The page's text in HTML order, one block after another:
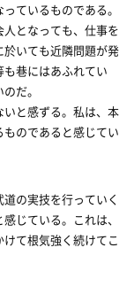
ているものである。
となっても、仕事を
いても近隣問題が発
巷にはあふれてい
だ。
と感ずる。私は、本
のであると感じてい
の実技を行っていく
じている。これは、
て根気強く続けてこ